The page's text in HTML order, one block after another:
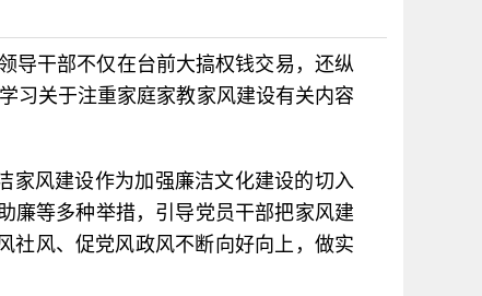
导干部不仅在台前大搞权钱交易，还纵
习关于注重家庭家教家风建设有关内容
家风建设作为加强廉洁文化建设的切入
廉等多种举措，引导党员干部把家风建
社风、促党风政风不断向好向上，做实